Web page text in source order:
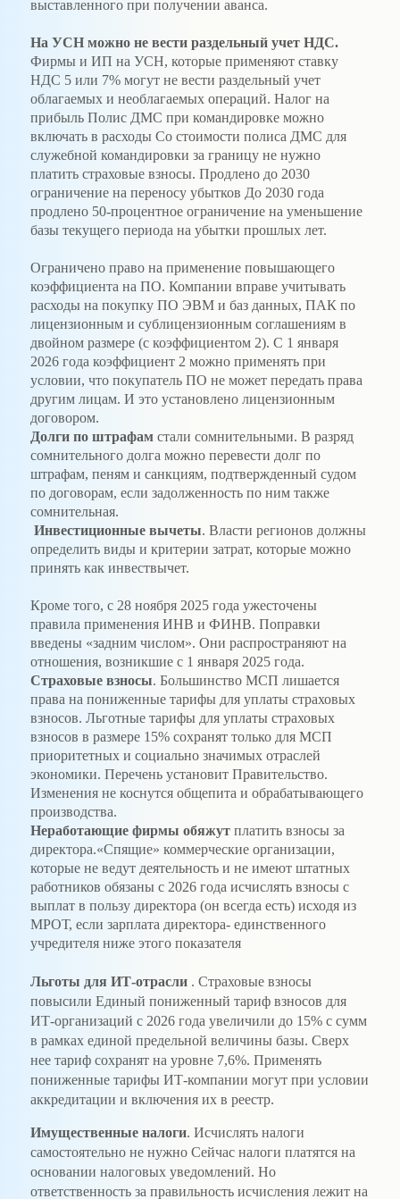
выставленного при получении аванса.
На УСН можно не вести раздельный учет НДС.
Фирмы и ИП на УСН, которые применяют ставку
НДС 5 или 7% могут не вести раздельный учет
облагаемых и необлагаемых операций. Налог на
прибыль Полис ДМС при командировке можно
включать в расходы Со стоимости полиса ДМС для
служебной командировки за границу не нужно
платить страховые взносы. Продлено до 2030
ограничение на переносу убытков До 2030 года
продлено 50-процентное ограничение на уменьшение
базы текущего периода на убытки прошлых лет.
Ограничено право на применение повышающего
коэффициента на ПО. Компании вправе учитывать
расходы на покупку ПО ЭВМ и баз данных, ПАК по
лицензионным и сублицензионным соглашениям в
двойном размере (с коэффициентом 2). С 1 января
2026 года коэффициент 2 можно применять при
условии, что покупатель ПО не может передать права
другим лицам. И это установлено лицензионным
договором.
Долги по штрафамстали сомнительными. В разряд
сомнительного долга можно перевести долг по
штрафам, пеням и санкциям, подтвержденный судом
по договорам, если задолженность по ним также
сомнительная.
Инвестиционные вычеты. Власти регионов должны
определить виды и критерии затрат, которые можно
принять как инвествычет.
Кроме того, с 28 ноября 2025 года ужесточены
правила применения ИНВ и ФИНВ. Поправки
введены «задним числом». Они распространяют на
отношения, возникшие с 1 января 2025 года.
Страховые взносы. Большинство МСП лишается
права на пониженные тарифы для уплаты страховых
взносов. Льготные тарифы для уплаты страховых
взносов в размере 15% сохранят только для МСП
приоритетных и социально значимых отраслей
экономики. Перечень установит Правительство.
Изменения не коснутся общепита и обрабатывающего
производства.
Неработающие фирмы обяжутплатить взносы за
директора.«Спящие» коммерческие организации,
которые не ведут деятельность и не имеют штатных
работников обязаны с 2026 года исчислять взносы с
выплат в пользу директора (он всегда есть) исходя из
МРОТ, если зарплата директора- единственного
учредителя ниже этого показателя
Льготы для ИТ-отрасли . Страховые взносы
повысили Единый пониженный тариф взносов для
ИТ-организаций с 2026 года увеличили до 15% с сумм
в рамках единой предельной величины базы. Сверх
нее тариф сохранят на уровне 7,6%. Применять
пониженные тарифы ИТ-компании могут при условии
аккредитации и включения их в реестр.
Имущественные налоги. Исчислять налоги
самостоятельно не нужно Сейчас налоги платятся на
основании налоговых уведомлений. Но
ответственность за правильность исчисления лежит на